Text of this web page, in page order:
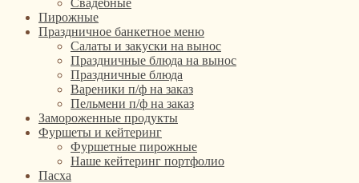
Свадебные
Пирожные
Праздничное банкетное меню
Салаты и закуски на вынос
Праздничные блюда на вынос
Праздничные блюда
Вареники п/ф на заказ
Пельмени п/ф на заказ
Замороженные продукты
Фуршеты и кейтеринг
Фуршетные пирожные
Наше кейтеринг портфолио
Пасха